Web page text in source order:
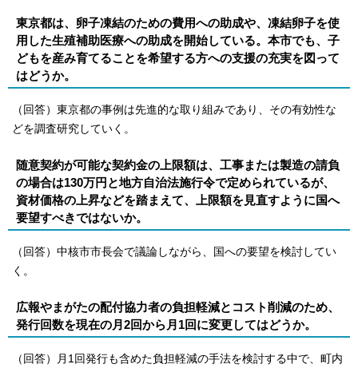
東京都は、卵子凍結のための費用への助成や、凍結卵子を使
用した生殖補助医療への助成を開始している。本市でも、子
どもを産み育てることを希望する方への支援の充実を図って
はどうか。
（回答）東京都の事例は先進的な取り組みであり、その有効性な
どを調査研究していく。
随意契約が可能な契約金の上限額は、工事または製造の請負
の場合は130万円と地方自治法施行令で定められているが、
資材価格の上昇などを踏まえて、上限額を見直すように国へ
要望すべきではないか。
（回答）中核市市長会で議論しながら、国への要望を検討してい
く。
広報やまがたの配付協力者の負担軽減とコスト削減のため、
発行回数を現在の月2回から月1回に変更してはどうか。
（回答）月1回発行も含めた負担軽減の手法を検討する中で、町内